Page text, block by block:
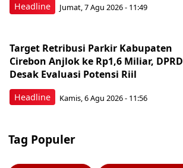
Headline Jumat, 7 Agu 2026 - 11:49
Headline
Target Retribusi Parkir Kabupaten
Cirebon Anjlok ke Rp1,6 Miliar, DPRD
Desak Evaluasi Potensi Riil
Kamis, 6 Agu 2026 - 11:56
Tag Populer